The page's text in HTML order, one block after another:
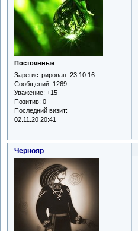
Постоянные
Зарегистрирован: 23.10.16
Сообщений: 1269
Уважение: +15
Позитив: 0
Последний визит:
02.11.20 20:41
Чернояр